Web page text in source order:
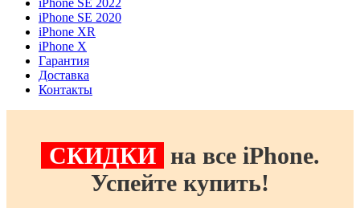
iPhone SE 2022
iPhone SE 2020
iPhone XR
iPhone X
Гарантия
Доставка
Контакты
СКИДКИ на все iPhone.
Успейте купить!